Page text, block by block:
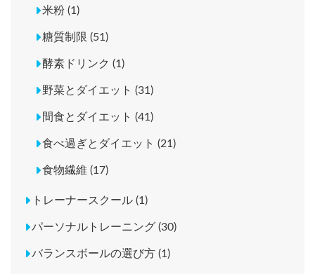
米粉 (1)
糖質制限 (51)
酵素ドリンク (1)
野菜とダイエット (31)
間食とダイエット (41)
食べ過ぎとダイエット (21)
食物繊維 (17)
トレーナースクール (1)
パーソナルトレーニング (30)
バランスボールの選び方 (1)